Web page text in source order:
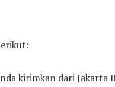
kirimkan dari Jakarta